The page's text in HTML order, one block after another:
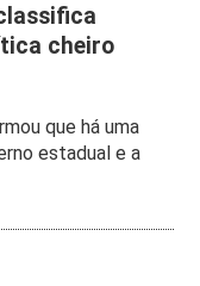
cheiro
que há uma
estadual e a